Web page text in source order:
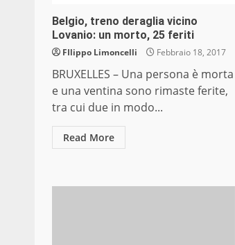
Belgio, treno deraglia vicino
Lovanio: un morto, 25 feriti
FIlippo Limoncelli Febbraio 18, 2017
BRUXELLES – Una persona è morta
e una ventina sono rimaste ferite,
tra cui due in modo...
Read More